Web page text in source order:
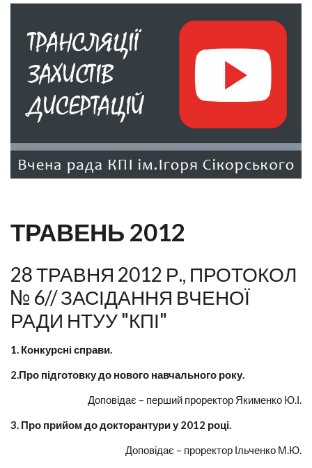
ТРАВЕНЬ 2012
28 ТРАВНЯ 2012 Р., ПРОТОКОЛ
№ 6// ЗАСІДАННЯ ВЧЕНОЇ
РАДИ НТУУ "КПІ"
1. Конкурсні справи.
2.Про підготовку до нового навчального року.
Доповідає – перший проректор Якименко Ю.І.
3. Про прийом до докторантури у 2012 році.
Доповідає – проректор Ільченко М.Ю.